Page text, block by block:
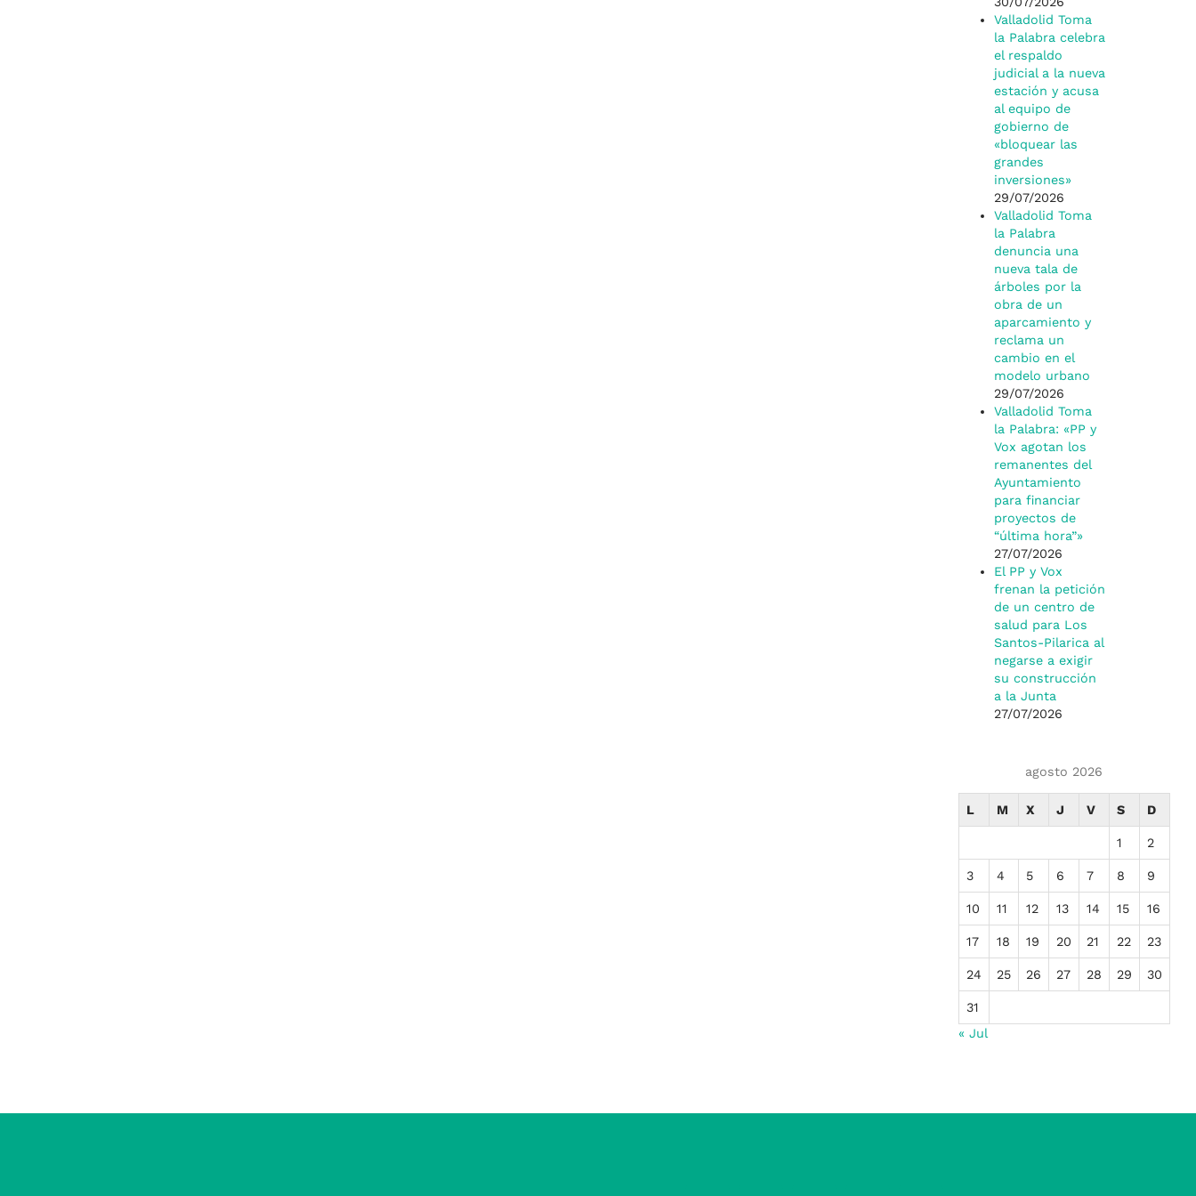
Valladolid Toma
la Palabra celebra
el respaldo
judicial a la nueva
estación y acusa
al equipo de
gobierno de
«bloquear las
grandes
inversiones»
29/07/2026
Valladolid Toma
la Palabra
denuncia una
nueva tala de
árboles por la
obra de un
aparcamiento y
reclama un
cambio en el
modelo urbano
29/07/2026
Valladolid Toma
la Palabra: «PP y
Vox agotan los
remanentes del
Ayuntamiento
para financiar
proyectos de
“última hora”»
27/07/2026
El PP y Vox
frenan la petición
de un centro de
salud para Los
Santos-Pilarica al
negarse a exigir
su construcción
a la Junta
27/07/2026
agosto 2026
L M X J V S D
1 2
3 4 5 6 7 8 9
10 11 12 13 14 15 16
17 18 19 20 21 22 23
24 25 26 27 28 29 30
31
« Jul